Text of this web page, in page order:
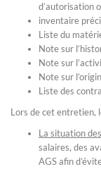
d’autorisation
inventaire
Liste du
Note sur
Note sur
Note sur
Liste des
Lors de cet entretien,
La situation
salaires, des
AGS afin